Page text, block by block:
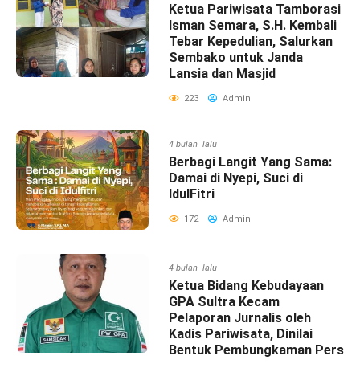
Ketua Pariwisata Tamborasi
Isman Semara, S.H. Kembali
Tebar Kepedulian, Salurkan
Sembako untuk Janda
Lansia dan Masjid
223 Admin
4 bulan lalu
Berbagi Langit Yang Sama:
Damai di Nyepi, Suci di
IdulFitri
172 Admin
4 bulan lalu
Ketua Bidang Kebudayaan
GPA Sultra Kecam
Pelaporan Jurnalis oleh
Kadis Pariwisata, Dinilai
Bentuk Pembungkaman Pers